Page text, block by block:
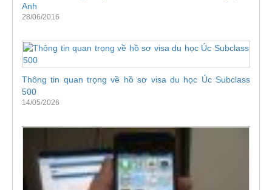
Anh
28/06/2016
Thông tin quan trọng về hồ sơ visa du học Úc Subclass
500
14/05/2026